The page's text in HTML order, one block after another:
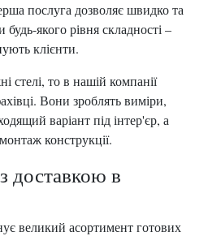
послуга дозволяє швидко та
якого рівня складності –
клієнти.
стелі, то в нашій компанії
Вони зроблять виміри,
варіант під інтер'єр, а
конструкції.
доставкою в
великий асортимент готових